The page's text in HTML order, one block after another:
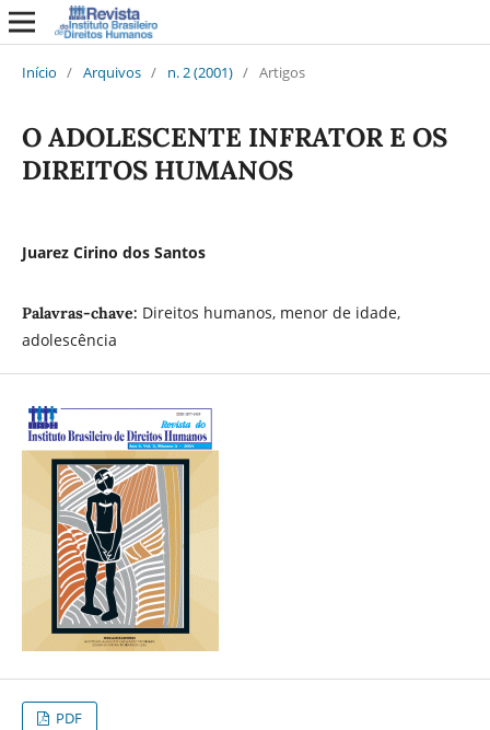
Início / Arquivos / n. 2 (2001) / Artigos
O ADOLESCENTE INFRATOR E OS
DIREITOS HUMANOS
Juarez Cirino dos Santos
Palavras-chave: Direitos humanos, menor de idade,
adolescência
PDF